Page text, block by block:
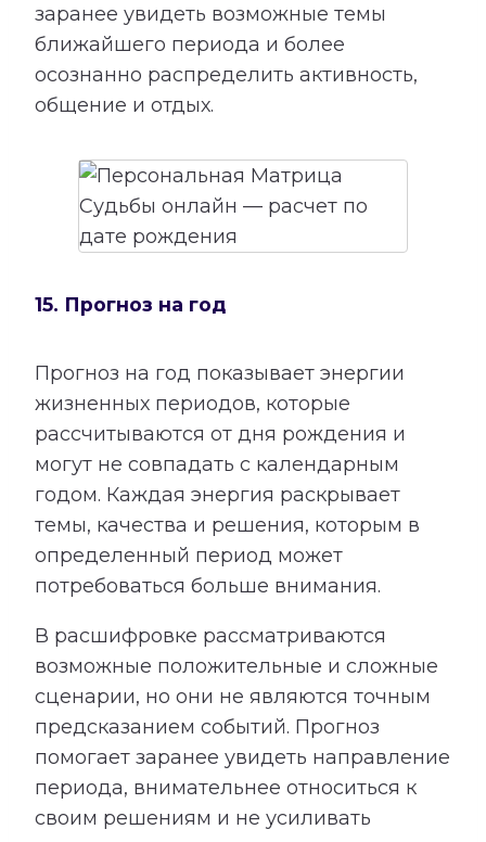
заранее увидеть возможные темы
ближайшего периода и более
осознанно распределить активность,
общение и отдых.
15. Прогноз на год
Прогноз на год показывает энергии
жизненных периодов, которые
рассчитываются от дня рождения и
могут не совпадать с календарным
годом. Каждая энергия раскрывает
темы, качества и решения, которым в
определенный период может
потребоваться больше внимания.
В расшифровке рассматриваются
возможные положительные и сложные
сценарии, но они не являются точным
предсказанием событий. Прогноз
помогает заранее увидеть направление
периода, внимательнее относиться к
своим решениям и не усиливать